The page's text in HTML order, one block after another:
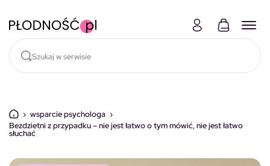
› wsparcie psychologa ›
Bezdzietni z przypadku – nie jest łatwo o tym mówić, nie jest łatwo
słuchać